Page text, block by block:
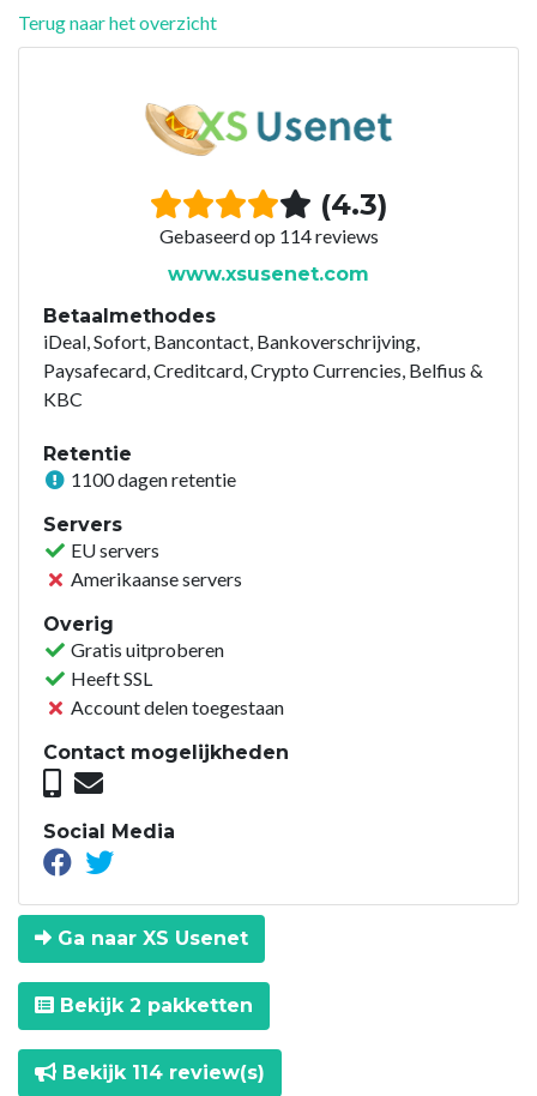
Terug naar het overzicht
(4.3)
Gebaseerd op 114 reviews
www.xsusenet.com
Betaalmethodes
iDeal, Sofort, Bancontact, Bankoverschrijving,
Paysafecard, Creditcard, Crypto Currencies, Belfius &
KBC
Retentie
1100 dagen retentie
Servers
EU servers
Amerikaanse servers
Overig
Gratis uitproberen
Heeft SSL
Account delen toegestaan
Contact mogelijkheden
Social Media
Ga naar XS Usenet
Bekijk 2 pakketten
Bekijk 114 review(s)